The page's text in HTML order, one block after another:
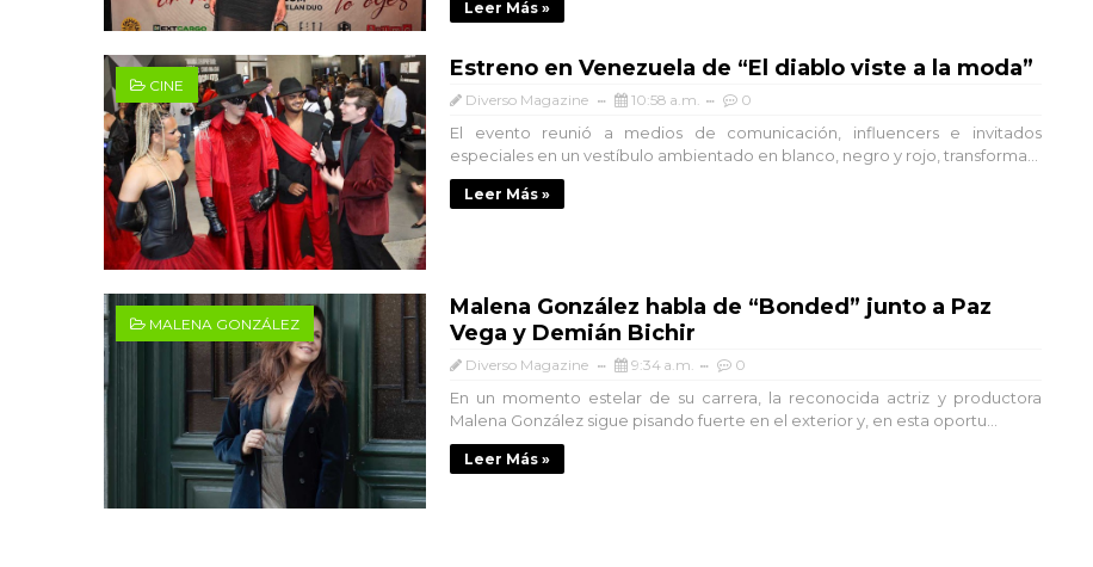
Leer Más »
CINE
Estreno en Venezuela de “El diablo viste a la moda”
Diverso Magazine 10:58 a.m. 0
El evento reunió a medios de comunicación, influencers e invitados
especiales en un vestíbulo ambientado en blanco, negro y rojo, transforma...
Leer Más »
MALENA GONZÁLEZ
Malena González habla de “Bonded” junto a Paz
Vega y Demián Bichir
Diverso Magazine 9:34 a.m. 0
En un momento estelar de su carrera, la reconocida actriz y productora
Malena González sigue pisando fuerte en el exterior y, en esta oportu...
Leer Más »